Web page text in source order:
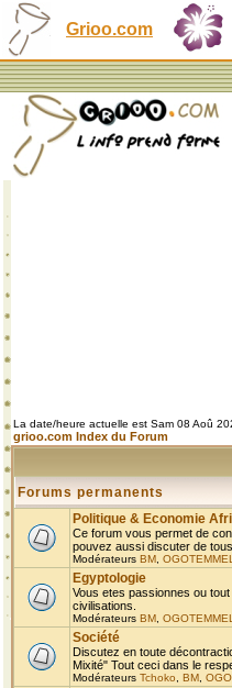
Grioo.com
La date/heure actuelle est Sam 08 Aoû
grioo.com Index du Forum
Forums permanents
Politique & Economie
Ce forum vous permet de
pouvez aussi discuter de
Modérateurs BM
Egyptologie
Vous etes passionnes ou
civilisations.
Modérateurs BM
Société
Discutez en toute
Mixité" Tout ceci dans le
Modérateurs Tchoko BM